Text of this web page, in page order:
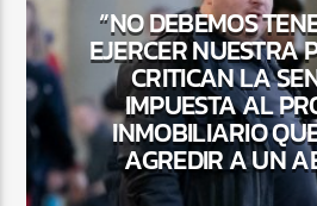
“NO DEBEMOS
EJERCER NUESTRA
CRITICAN LA
IMPUESTA AL
INMOBILIARIO
AGREDIR A UN